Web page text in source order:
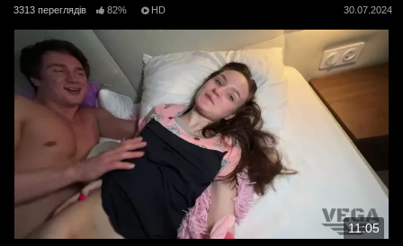
3313 переглядів 82% HD 30.07.2024
11:05